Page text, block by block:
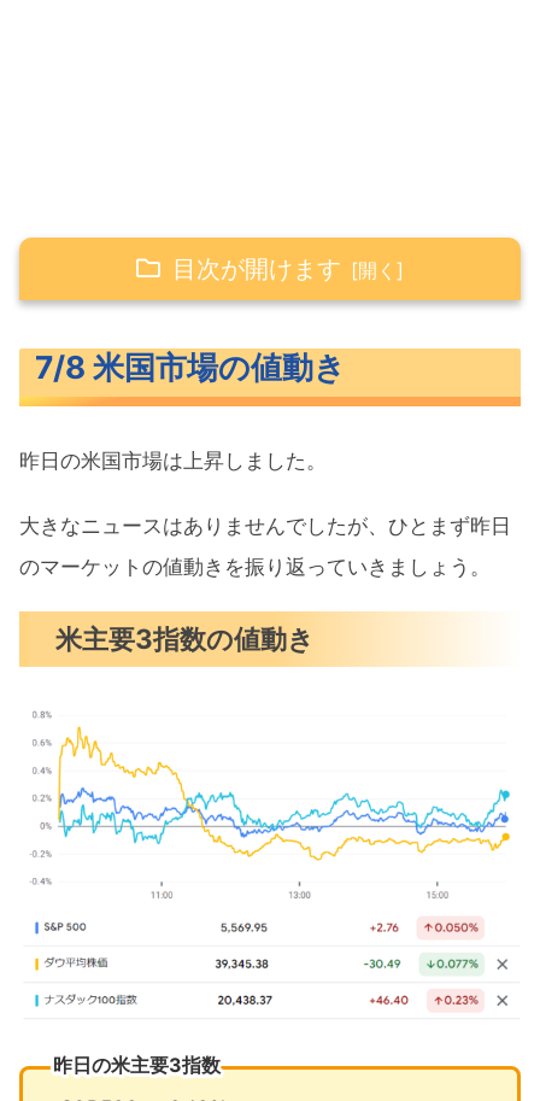
目次が開けます
米主要3指数の値動き
S&P500ヒートマップ
セクター別パフォーマンス
S&P500チャート分析
米国市場のトピックス
NY連銀調査は1年先インフレ3％に低下
マイクロソフト中国従業員にiPhone使
用を指示
7月の注目イベントについて
7/8 米国市場の値動き
昨日の米国市場は上昇しました。
大きなニュースはありませんでしたが、ひとまず昨日
のマーケットの値動きを振り返っていきましょう。
米主要3指数の値動き
昨日の米主要3指数